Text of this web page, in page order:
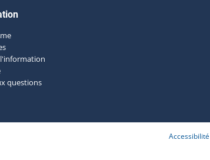
l'information
questions
Accessibilité